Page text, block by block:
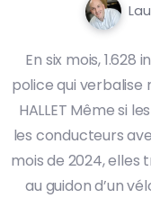
En six mois,
police qui verbalise
HALLET Même si
les conducteurs
mois de 2024, elles
au guidon d’un